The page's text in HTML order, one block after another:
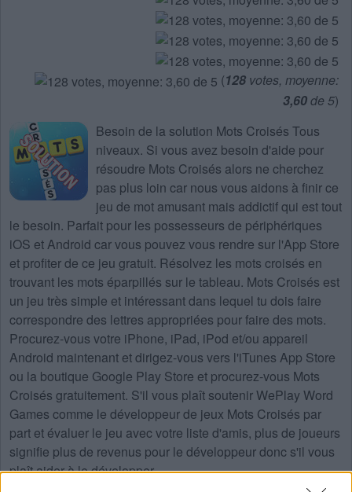
(128 votes, moyenne:
3,60de 5)
Besoin de la solution Mots Croisés Tous
niveaux. Si vous avez besoin d'aide pour
résoudre Mots Croisés alors ne cherchez
pas plus loin car nous vous aidons à finir ce
jeu de mot amusant mais addictif qui est tout
le besoin. Parfait pour les possesseurs de périphériques
iOS et Android car vous pouvez vous rendre sur l'App Store
et profiter de ce jeu gratuit. Résolvez les mots croisés en
trouvant les mots éparpillés sur le tableau. Mots Croisés est
un jeu très simple et intéressant dans lequel tu dois faire
correspondre des lettres appropriées pour faire des mots.
Procurez-vous votre iPhone, iPad, iPod et/ou appareil
Android maintenant et dirigez-vous vers l'iTunes App Store
ou la boutique Google Play Store et procurez-vous Mots
Croisés gratuitement. S'il vous plaît soutenir WePlay Word
Games comme le développeur de jeux Mots Croisés par
part et évaluer le jeu avec votre liste d'amis, plus de joueurs
signifie plus de revenus pour le développeur donc s'il vous
plaît aider à le développer.